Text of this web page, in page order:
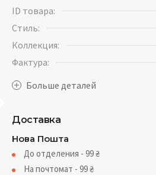
ID товара:
Стиль:
Коллекция:
Фактура:
Доставка
Нова Пошта
До отделения - 99₴
На почтомат - 99₴